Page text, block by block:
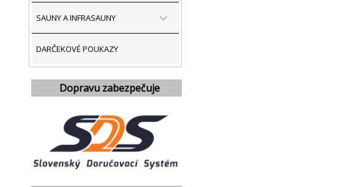
SAUNY A INFRASAUNY
DARČEKOVÉ POUKAZY
Dopravu zabezpečuje